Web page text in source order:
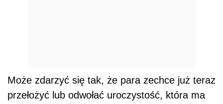
Może zdarzyć się tak, że para zechce już teraz
przełożyć lub odwołać uroczystość, która ma